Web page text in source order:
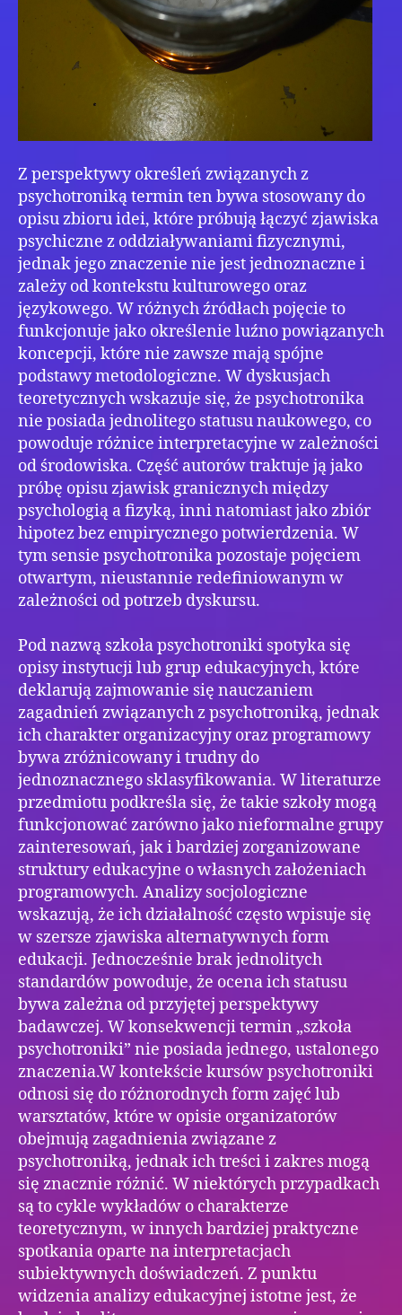
Z perspektywy określeń związanych z
psychotroniką termin ten bywa stosowany do
opisu zbioru idei, które próbują łączyć zjawiska
psychiczne z oddziaływaniami fizycznymi,
jednak jego znaczenie nie jest jednoznaczne i
zależy od kontekstu kulturowego oraz
językowego. W różnych źródłach pojęcie to
funkcjonuje jako określenie luźno powiązanych
koncepcji, które nie zawsze mają spójne
podstawy metodologiczne. W dyskusjach
teoretycznych wskazuje się, że psychotronika
nie posiada jednolitego statusu naukowego, co
powoduje różnice interpretacyjne w zależności
od środowiska. Część autorów traktuje ją jako
próbę opisu zjawisk granicznych między
psychologią a fizyką, inni natomiast jako zbiór
hipotez bez empirycznego potwierdzenia. W
tym sensie psychotronika pozostaje pojęciem
otwartym, nieustannie redefiniowanym w
zależności od potrzeb dyskursu.
Pod nazwą szkoła psychotroniki spotyka się
opisy instytucji lub grup edukacyjnych, które
deklarują zajmowanie się nauczaniem
zagadnień związanych z psychotroniką, jednak
ich charakter organizacyjny oraz programowy
bywa zróżnicowany i trudny do
jednoznacznego sklasyfikowania. W literaturze
przedmiotu podkreśla się, że takie szkoły mogą
funkcjonować zarówno jako nieformalne grupy
zainteresowań, jak i bardziej zorganizowane
struktury edukacyjne o własnych założeniach
programowych. Analizy socjologiczne
wskazują, że ich działalność często wpisuje się
w szersze zjawiska alternatywnych form
edukacji. Jednocześnie brak jednolitych
standardów powoduje, że ocena ich statusu
bywa zależna od przyjętej perspektywy
badawczej. W konsekwencji termin „szkoła
psychotroniki” nie posiada jednego, ustalonego
znaczenia.W kontekście kursów psychotroniki
odnosi się do różnorodnych form zajęć lub
warsztatów, które w opisie organizatorów
obejmują zagadnienia związane z
psychotroniką, jednak ich treści i zakres mogą
się znacznie różnić. W niektórych przypadkach
są to cykle wykładów o charakterze
teoretycznym, w innych bardziej praktyczne
spotkania oparte na interpretacjach
subiektywnych doświadczeń. Z punktu
widzenia analizy edukacyjnej istotne jest, że